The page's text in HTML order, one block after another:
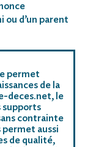
ou d’un parent
permet
de la
deces.net, le
supports
contrainte
permet aussi
de qualité,